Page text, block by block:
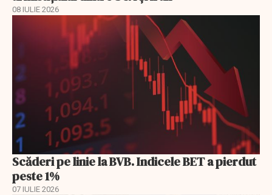
08 IULIE 2026
Scăderi pe linie la BVB. Indicele BET a pierdut
peste 1%
07 IULIE 2026